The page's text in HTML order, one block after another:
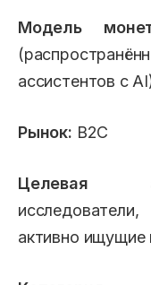
Модель
ассистентов с
Рынок: B2C
Целевая
активно